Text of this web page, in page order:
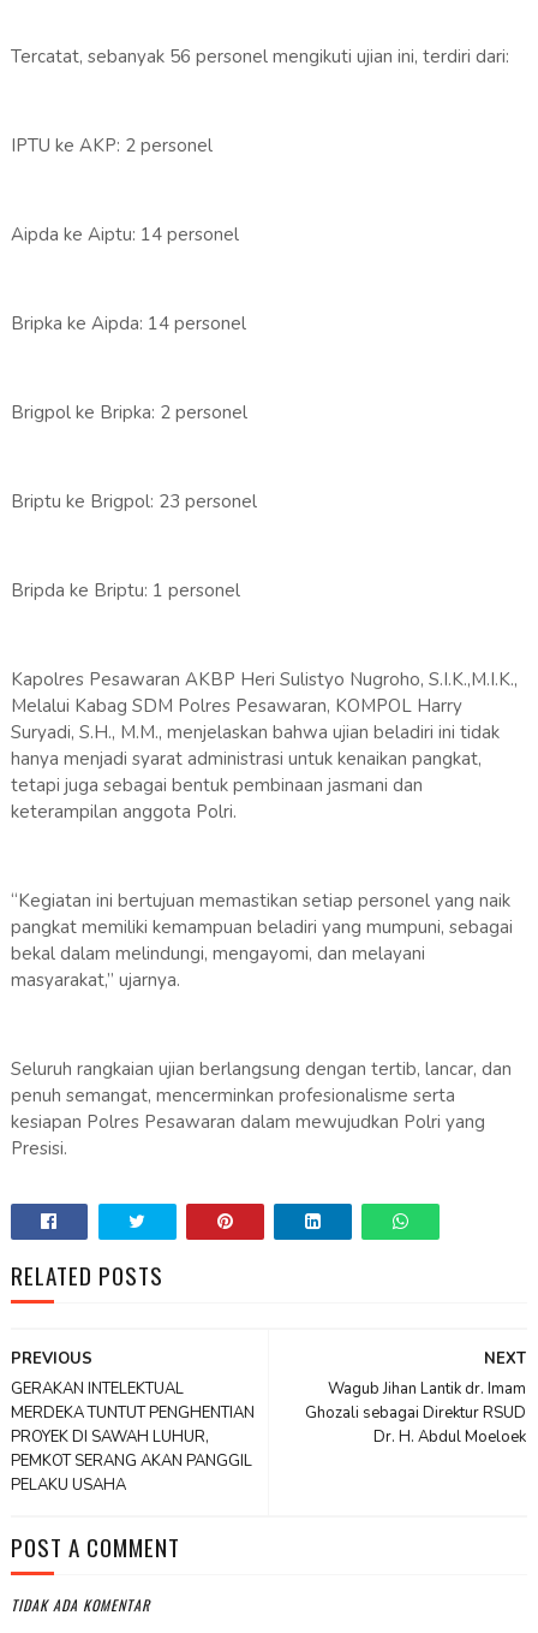
Tercatat, sebanyak 56 personel mengikuti ujian ini, terdiri dari:
IPTU ke AKP: 2 personel
Aipda ke Aiptu: 14 personel
Bripka ke Aipda: 14 personel
Brigpol ke Bripka: 2 personel
Briptu ke Brigpol: 23 personel
Bripda ke Briptu: 1 personel
Kapolres Pesawaran AKBP Heri Sulistyo Nugroho, S.I.K.,M.I.K.,
Melalui Kabag SDM Polres Pesawaran, KOMPOL Harry
Suryadi, S.H., M.M., menjelaskan bahwa ujian beladiri ini tidak
hanya menjadi syarat administrasi untuk kenaikan pangkat,
tetapi juga sebagai bentuk pembinaan jasmani dan
keterampilan anggota Polri.
“Kegiatan ini bertujuan memastikan setiap personel yang naik
pangkat memiliki kemampuan beladiri yang mumpuni, sebagai
bekal dalam melindungi, mengayomi, dan melayani
masyarakat,” ujarnya.
Seluruh rangkaian ujian berlangsung dengan tertib, lancar, dan
penuh semangat, mencerminkan profesionalisme serta
kesiapan Polres Pesawaran dalam mewujudkan Polri yang
Presisi.
RELATED POSTS
NEXT
Wagub Jihan Lantik dr. Imam
Ghozali sebagai Direktur RSUD
Dr. H. Abdul Moeloek
PREVIOUS
GERAKAN INTELEKTUAL
MERDEKA TUNTUT PENGHENTIAN
PROYEK DI SAWAH LUHUR,
PEMKOT SERANG AKAN PANGGIL
PELAKU USAHA
POST A COMMENT
TIDAK ADA KOMENTAR